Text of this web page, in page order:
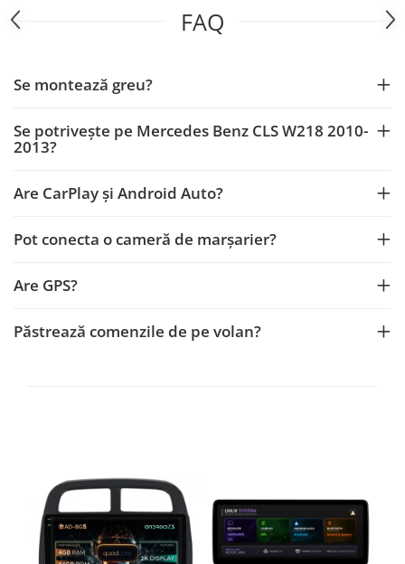
Ssangyong
Dodge
Navigații auto universale
Navigații universale 2DIN
Rame adaptoare auto
Rame adaptoare Volkswagen
Rame adaptoare Skoda
Rame adaptoare Suzuki
FAQ
Se montează greu?
Se potrivește pe Mercedes Benz CLS W218 2010-
2013?
Are CarPlay și Android Auto?
Pot conecta o cameră de marșarier?
Are GPS?
Păstrează comenzile de pe volan?